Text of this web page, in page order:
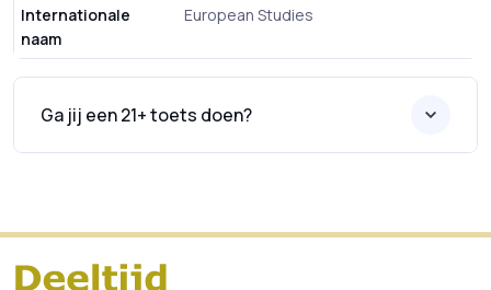
Internationale
naam
European Studies
Ga jij een 21+ toets doen?